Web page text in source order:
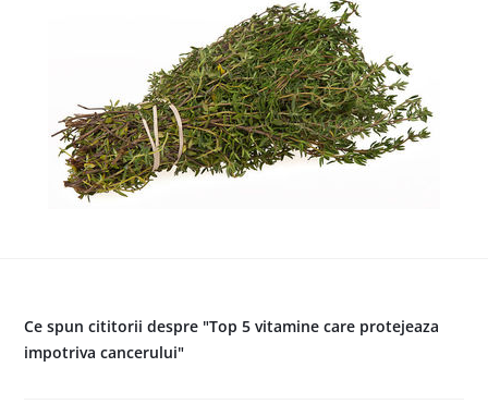
Ce spun cititorii despre "Top 5 vitamine care protejeaza
impotriva cancerului"